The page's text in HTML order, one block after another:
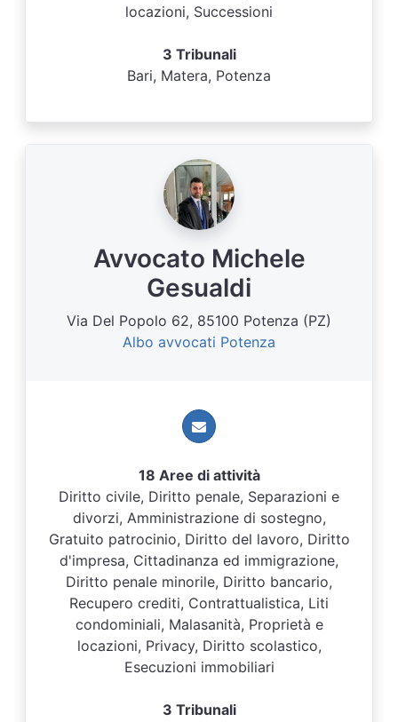
locazioni, Successioni
3 Tribunali
Bari, Matera, Potenza
Avvocato Michele
Gesualdi
Via Del Popolo 62, 85100 Potenza (PZ)
Albo avvocati Potenza
18 Aree di attività
Diritto civile, Diritto penale, Separazioni e
divorzi, Amministrazione di sostegno,
Gratuito patrocinio, Diritto del lavoro, Diritto
d'impresa, Cittadinanza ed immigrazione,
Diritto penale minorile, Diritto bancario,
Recupero crediti, Contrattualistica, Liti
condominiali, Malasanità, Proprietà e
locazioni, Privacy, Diritto scolastico,
Esecuzioni immobiliari
3 Tribunali